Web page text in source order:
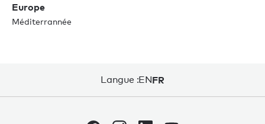
Europe
Méditerrannée
Langue :ENFR